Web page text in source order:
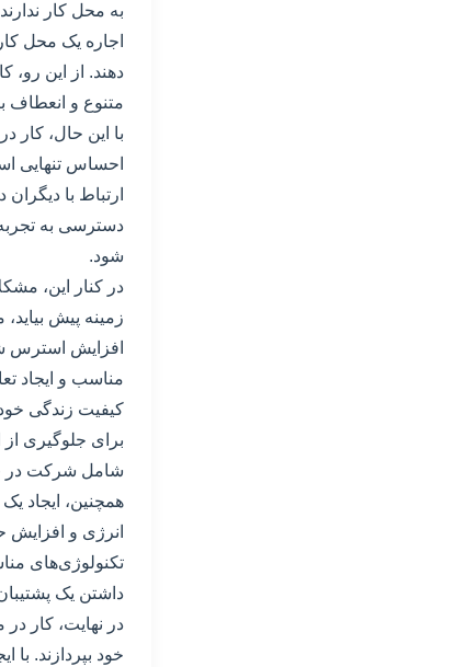
به محل کار
اجاره یک محل
دهند. از این
متنوع و
با این حال، کار
احساس تنهایی
ارتباط با
دسترسی به
شود.
در کنار این،
زمینه پیش
افزایش استرس
مناسب و ایجاد
کیفیت زندگی
برای جلوگیری از
شامل شرکت در
همچنین، ایجاد
انرژی و افزایش
تکنولوژی‌های
داشتن یک
در نهایت، کار
خود بپردازند.